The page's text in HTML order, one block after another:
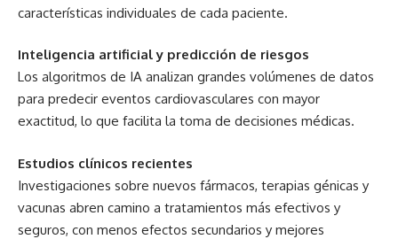
características individuales de cada paciente.
Inteligencia artificial y predicción de riesgos
Los algoritmos de IA analizan grandes volúmenes de datos
para predecir eventos cardiovasculares con mayor
exactitud, lo que facilita la toma de decisiones médicas.
Estudios clínicos recientes
Investigaciones sobre nuevos fármacos, terapias génicas y
vacunas abren camino a tratamientos más efectivos y
seguros, con menos efectos secundarios y mejores